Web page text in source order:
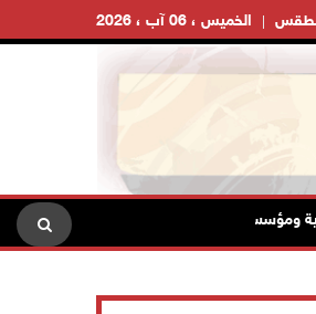
الخميس ، 06 آب ، 2026
في "اتحاد الكتاب" والأدباء أوسمة